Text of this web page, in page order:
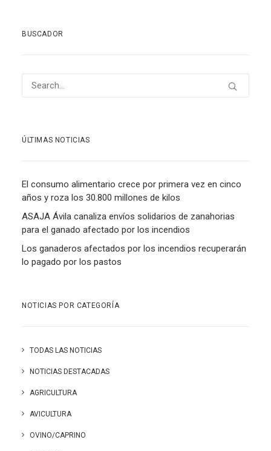
BUSCADOR
ÚLTIMAS NOTICIAS
El consumo alimentario crece por primera vez en cinco
años y roza los 30.800 millones de kilos
ASAJA Ávila canaliza envíos solidarios de zanahorias
para el ganado afectado por los incendios
Los ganaderos afectados por los incendios recuperarán
lo pagado por los pastos
NOTICIAS POR CATEGORÍA
TODAS LAS NOTICIAS
NOTICIAS DESTACADAS
AGRICULTURA
AVICULTURA
OVINO/CAPRINO